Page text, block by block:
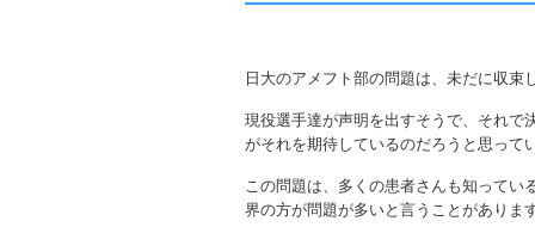
日大のアメフト部の問題は、未だに収束
現役選手達が声明を出すそうで、それで
がそれを期待しているのだろうと思って
この問題は、多くの患者さんも知ってい
界の方が問題が多いと言うことがありま